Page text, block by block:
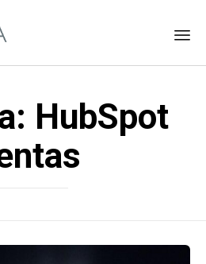
content
HubSpot